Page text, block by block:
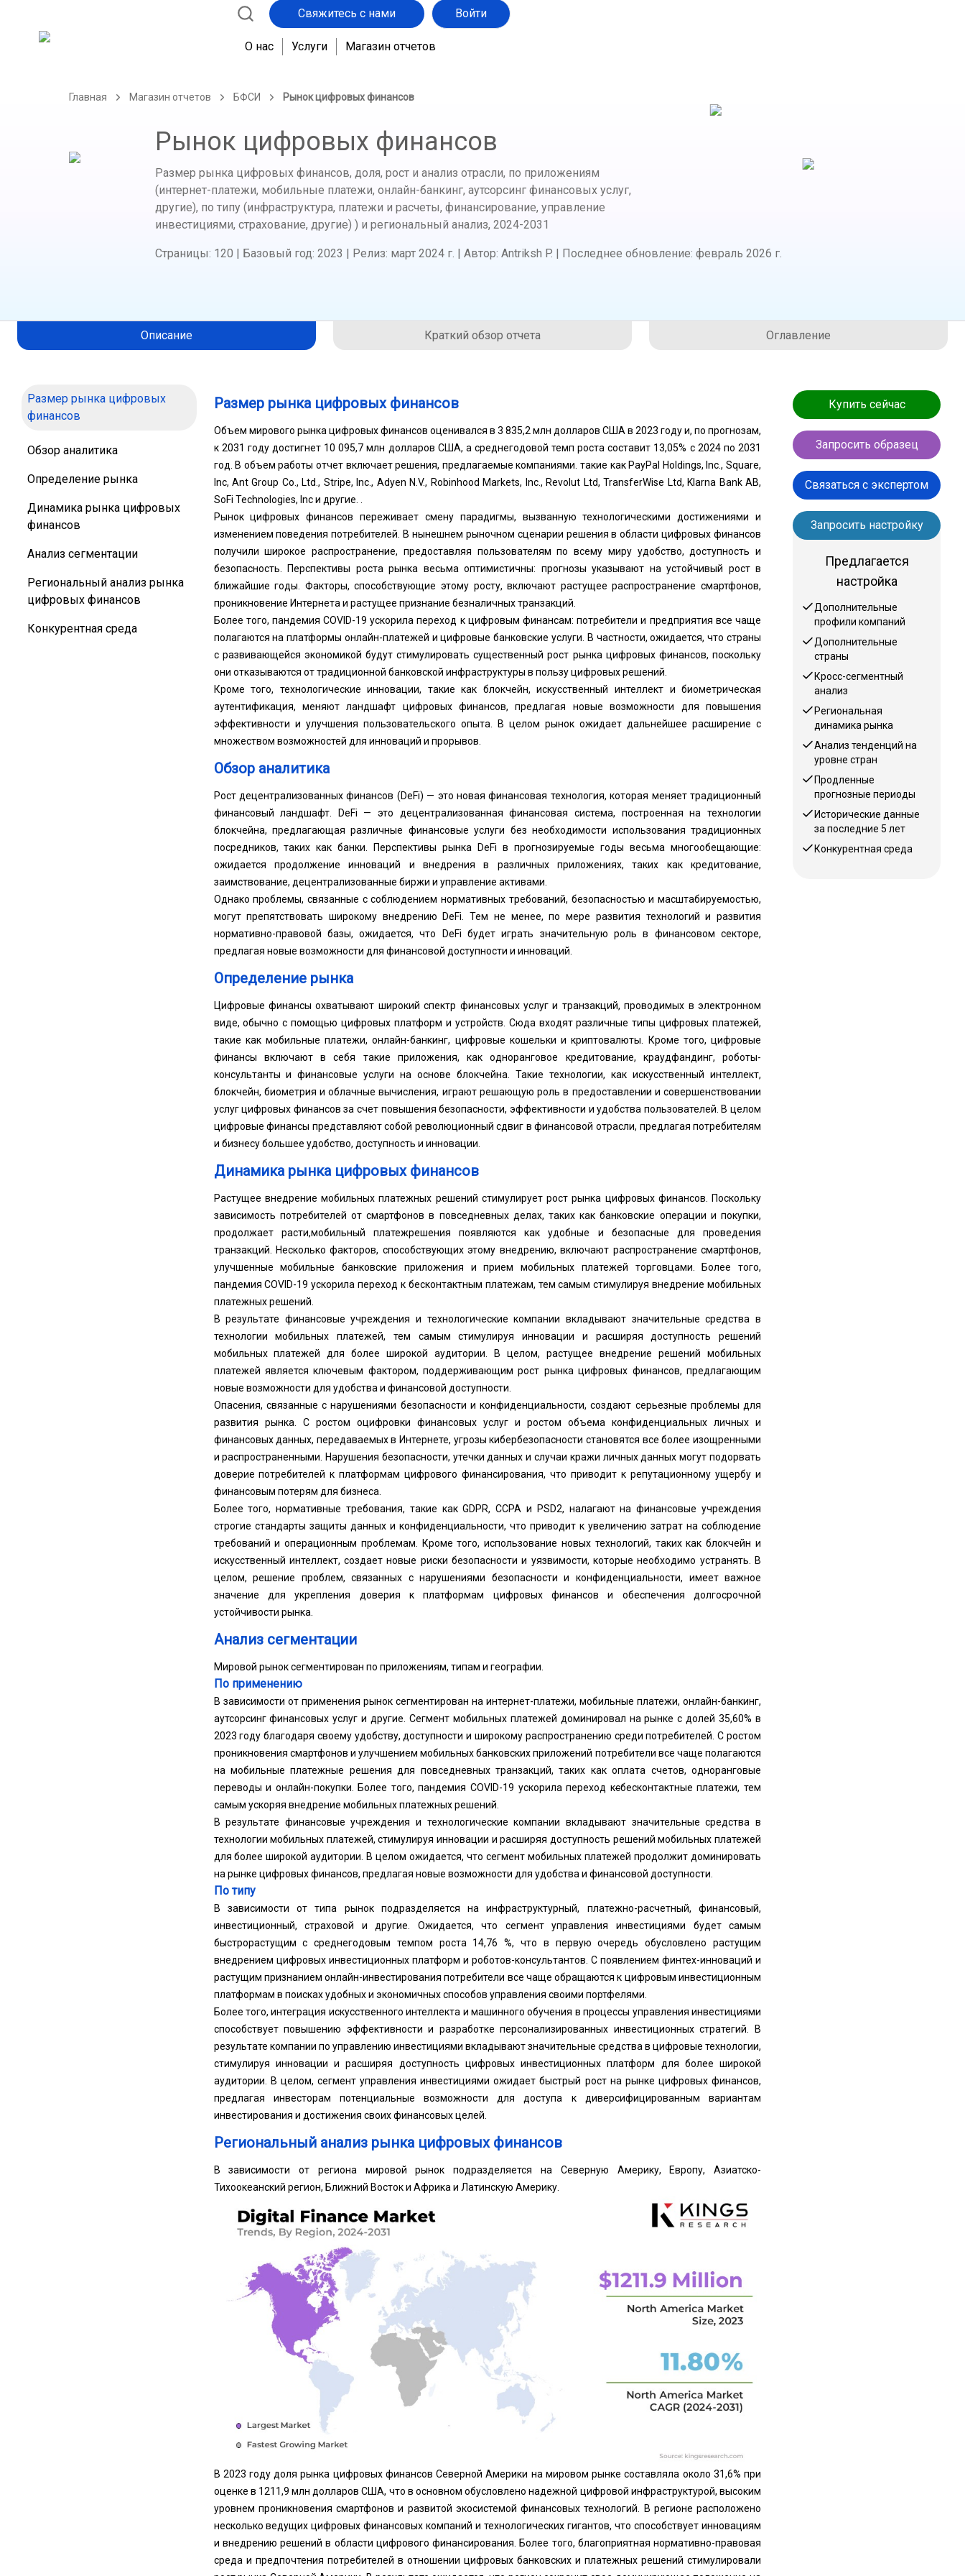
Свяжитесь с нами Войти
О нас Услуги Магазин отчетов
Главная Магазин отчетов БФСИ Рынок цифровых финансов
Рынок цифровых финансов
Размер рынка цифровых финансов, доля, рост и анализ отрасли, по приложениям
(интернет-платежи, мобильные платежи, онлайн-банкинг, аутсорсинг финансовых услуг,
другие), по типу (инфраструктура, платежи и расчеты, финансирование, управление
инвестициями, страхование, другие) ) и региональный анализ, 2024-2031
Страницы: 120 | Базовый год: 2023 | Релиз: март 2024 г. | Автор: Antriksh P. | Последнее обновление: февраль 2026 г.
Описание Краткий обзор отчета Оглавление
Размер рынка цифровых
финансов
Обзор аналитика
Определение рынка
Динамика рынка цифровых
финансов
Анализ сегментации
Региональный анализ рынка
цифровых финансов
Конкурентная среда
Размер рынка цифровых финансов
Объем мирового рынка цифровых финансов оценивался в 3 835,2 млн долларов США в 2023 году и, по прогнозам,
к 2031 году достигнет 10 095,7 млн ​​долларов США, а среднегодовой темп роста составит 13,05% с 2024 по 2031
год. В объем работы отчет включает решения, предлагаемые компаниями. такие как PayPal Holdings, Inc., Square,
Inc, Ant Group Co., Ltd., Stripe, Inc., Adyen N.V., Robinhood Markets, Inc., Revolut Ltd, TransferWise Ltd, Klarna Bank AB,
SoFi Technologies, Inc и другие. .
Рынок цифровых финансов переживает смену парадигмы, вызванную технологическими достижениями и
изменением поведения потребителей. В нынешнем рыночном сценарии решения в области цифровых финансов
получили широкое распространение, предоставляя пользователям по всему миру удобство, доступность и
безопасность. Перспективы роста рынка весьма оптимистичны: прогнозы указывают на устойчивый рост в
ближайшие годы. Факторы, способствующие этому росту, включают растущее распространение смартфонов,
проникновение Интернета и растущее признание безналичных транзакций.
Более того, пандемия COVID-19 ускорила переход к цифровым финансам: потребители и предприятия все чаще
полагаются на платформы онлайн-платежей и цифровые банковские услуги. В частности, ожидается, что страны
с развивающейся экономикой будут стимулировать существенный рост рынка цифровых финансов, поскольку
они отказываются от традиционной банковской инфраструктуры в пользу цифровых решений.
Кроме того, технологические инновации, такие как блокчейн, искусственный интеллект и биометрическая
аутентификация, меняют ландшафт цифровых финансов, предлагая новые возможности для повышения
эффективности и улучшения пользовательского опыта. В целом рынок ожидает дальнейшее расширение с
множеством возможностей для инноваций и прорывов.
Обзор аналитика
Рост децентрализованных финансов (DeFi) — это новая финансовая технология, которая меняет традиционный
финансовый ландшафт. DeFi — это децентрализованная финансовая система, построенная на технологии
блокчейна, предлагающая различные финансовые услуги без необходимости использования традиционных
посредников, таких как банки. Перспективы рынка DeFi в прогнозируемые годы весьма многообещающие:
ожидается продолжение инноваций и внедрения в различных приложениях, таких как кредитование,
заимствование, децентрализованные биржи и управление активами.
Однако проблемы, связанные с соблюдением нормативных требований, безопасностью и масштабируемостью,
могут препятствовать широкому внедрению DeFi. Тем не менее, по мере развития технологий и развития
нормативно-правовой базы, ожидается, что DeFi будет играть значительную роль в финансовом секторе,
предлагая новые возможности для финансовой доступности и инноваций.
Определение рынка
Цифровые финансы охватывают широкий спектр финансовых услуг и транзакций, проводимых в электронном
виде, обычно с помощью цифровых платформ и устройств. Сюда входят различные типы цифровых платежей,
такие как мобильные платежи, онлайн-банкинг, цифровые кошельки и криптовалюты. Кроме того, цифровые
финансы включают в себя такие приложения, как одноранговое кредитование, краудфандинг, роботы-
консультанты и финансовые услуги на основе блокчейна. Такие технологии, как искусственный интеллект,
блокчейн, биометрия и облачные вычисления, играют решающую роль в предоставлении и совершенствовании
услуг цифровых финансов за счет повышения безопасности, эффективности и удобства пользователей. В целом
цифровые финансы представляют собой революционный сдвиг в финансовой отрасли, предлагая потребителям
и бизнесу большее удобство, доступность и инновации.
Динамика рынка цифровых финансов
Растущее внедрение мобильных платежных решений стимулирует рост рынка цифровых финансов. Поскольку
зависимость потребителей от смартфонов в повседневных делах, таких как банковские операции и покупки,
продолжает расти,мобильный платежрешения появляются как удобные и безопасные для проведения
транзакций. Несколько факторов, способствующих этому внедрению, включают распространение смартфонов,
улучшенные мобильные банковские приложения и прием мобильных платежей торговцами. Более того,
пандемия COVID-19 ускорила переход к бесконтактным платежам, тем самым стимулируя внедрение мобильных
платежных решений.
В результате финансовые учреждения и технологические компании вкладывают значительные средства в
технологии мобильных платежей, тем самым стимулируя инновации и расширяя доступность решений
мобильных платежей для более широкой аудитории. В целом, растущее внедрение решений мобильных
платежей является ключевым фактором, поддерживающим рост рынка цифровых финансов, предлагающим
новые возможности для удобства и финансовой доступности.
Опасения, связанные с нарушениями безопасности и конфиденциальности, создают серьезные проблемы для
развития рынка. С ростом оцифровки финансовых услуг и ростом объема конфиденциальных личных и
финансовых данных, передаваемых в Интернете, угрозы кибербезопасности становятся все более изощренными
и распространенными. Нарушения безопасности, утечки данных и случаи кражи личных данных могут подорвать
доверие потребителей к платформам цифрового финансирования, что приводит к репутационному ущербу и
финансовым потерям для бизнеса.
Более того, нормативные требования, такие как GDPR, CCPA и PSD2, налагают на финансовые учреждения
строгие стандарты защиты данных и конфиденциальности, что приводит к увеличению затрат на соблюдение
требований и операционным проблемам. Кроме того, использование новых технологий, таких как блокчейн и
искусственный интеллект, создает новые риски безопасности и уязвимости, которые необходимо устранять. В
целом, решение проблем, связанных с нарушениями безопасности и конфиденциальности, имеет важное
значение для укрепления доверия к платформам цифровых финансов и обеспечения долгосрочной
устойчивости рынка.
Анализ сегментации
Мировой рынок сегментирован по приложениям, типам и географии.
По применению
В зависимости от применения рынок сегментирован на интернет-платежи, мобильные платежи, онлайн-банкинг,
аутсорсинг финансовых услуг и другие. Сегмент мобильных платежей доминировал на рынке с долей 35,60% в
2023 году благодаря своему удобству, доступности и широкому распространению среди потребителей. С ростом
проникновения смартфонов и улучшением мобильных банковских приложений потребители все чаще полагаются
на мобильные платежные решения для повседневных транзакций, таких как оплата счетов, одноранговые
переводы и онлайн-покупки. Более того, пандемия COVID-19 ускорила переход ксбесконтактные платежи, тем
самым ускоряя внедрение мобильных платежных решений.
В результате финансовые учреждения и технологические компании вкладывают значительные средства в
технологии мобильных платежей, стимулируя инновации и расширяя доступность решений мобильных платежей
для более широкой аудитории. В целом ожидается, что сегмент мобильных платежей продолжит доминировать
на рынке цифровых финансов, предлагая новые возможности для удобства и финансовой доступности.
По типу
В зависимости от типа рынок подразделяется на инфраструктурный, платежно-расчетный, финансовый,
инвестиционный, страховой и другие. Ожидается, что сегмент управления инвестициями будет самым
быстрорастущим с среднегодовым темпом роста 14,76 %, что в первую очередь обусловлено растущим
внедрением цифровых инвестиционных платформ и роботов-консультантов. С появлением финтех-инноваций и
растущим признанием онлайн-инвестирования потребители все чаще обращаются к цифровым инвестиционным
платформам в поисках удобных и экономичных способов управления своими портфелями.
Более того, интеграция искусственного интеллекта и машинного обучения в процессы управления инвестициями
способствует повышению эффективности и разработке персонализированных инвестиционных стратегий. В
результате компании по управлению инвестициями вкладывают значительные средства в цифровые технологии,
стимулируя инновации и расширяя доступность цифровых инвестиционных платформ для более широкой
аудитории. В целом, сегмент управления инвестициями ожидает быстрый рост на рынке цифровых финансов,
предлагая инвесторам потенциальные возможности для доступа к диверсифицированным вариантам
инвестирования и достижения своих финансовых целей.
Региональный анализ рынка цифровых финансов
В зависимости от региона мировой рынок подразделяется на Северную Америку, Европу, Азиатско-
Тихоокеанский регион, Ближний Восток и Африка и Латинскую Америку.
В 2023 году доля рынка цифровых финансов Северной Америки на мировом рынке составляла около 31,6% при
оценке в 1211,9 млн долларов США, что в основном обусловлено надежной цифровой инфраструктурой, высоким
уровнем проникновения смартфонов и развитой экосистемой финансовых технологий. В регионе расположено
несколько ведущих цифровых финансовых компаний и технологических гигантов, что способствует инновациям
и внедрению решений в области цифрового финансирования. Более того, благоприятная нормативно-правовая
среда и предпочтения потребителей в отношении цифровых банковских и платежных решений стимулировали
Купить сейчас
Запросить образец
Связаться с экспертом
Запросить настройку
Предлагается
настройка
Дополнительные
профили компаний
Дополнительные
страны
Кросс-сегментный
анализ
Региональная
динамика рынка
Анализ тенденций на
уровне стран
Продленные
прогнозные периоды
Исторические данные
за последние 5 лет
Конкурентная среда